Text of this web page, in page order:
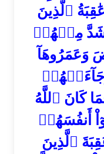
ٱلَّذِينَ
مِنۡهُمۡ
وَعَمَرُوهَآ
وَجَآءَتۡهُمۡ
كَانَ ٱللَّهُ
أَنفُسَهُمۡ
ٱلَّذِينَ